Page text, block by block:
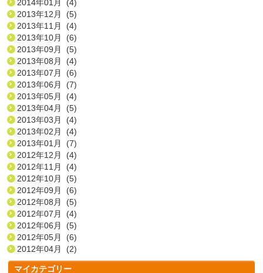
2014年01月 (4)
2013年12月 (5)
2013年11月 (4)
2013年10月 (6)
2013年09月 (5)
2013年08月 (4)
2013年07月 (6)
2013年06月 (7)
2013年05月 (4)
2013年04月 (5)
2013年03月 (4)
2013年02月 (4)
2013年01月 (7)
2012年12月 (4)
2012年11月 (4)
2012年10月 (5)
2012年09月 (6)
2012年08月 (5)
2012年07月 (4)
2012年06月 (5)
2012年05月 (6)
2012年04月 (2)
マイカテゴリー